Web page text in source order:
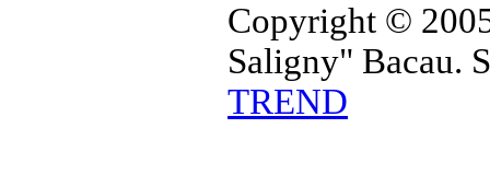
Copyright ©
Saligny" Bacau.
TREND